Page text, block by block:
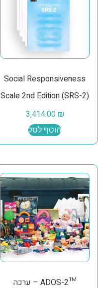
Social Responsiveness
Scale 2nd Edition (SRS-2)
3,414.00 ₪
הוסף לסל
™ADOS-2 – ערכה